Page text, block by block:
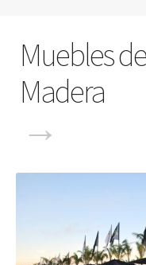
Muebles
Madera
→